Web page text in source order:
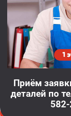
Приём
деталей по